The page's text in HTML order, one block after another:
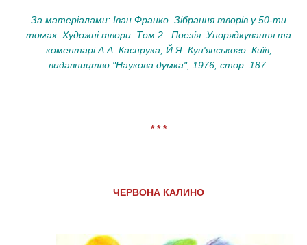
За матеріалами: Іван Франко. Зібрання творів у 50-ти
томах. Художні твори. Том 2. Поезія. Упорядкування та
коментарі А.А. Каспрука, Й.Я. Куп'янського. Київ,
видавництво "Наукова думка", 1976, стор. 187.
* * *
ЧЕРВОНА КАЛИНО